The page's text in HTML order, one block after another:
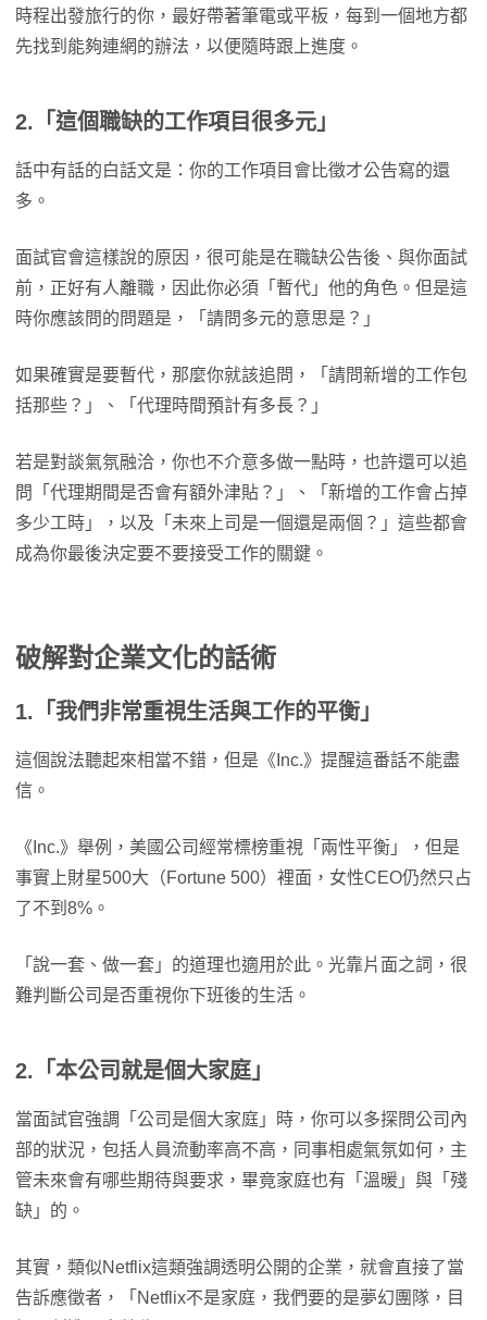
時程出發旅行的你，最好帶著筆電或平板，每到一個地方都
先找到能夠連網的辦法，以便隨時跟上進度。
2.「這個職缺的工作項目很多元」
話中有話的白話文是：你的工作項目會比徵才公告寫的還
多。
面試官會這樣說的原因，很可能是在職缺公告後、與你面試
前，正好有人離職，因此你必須「暫代」他的角色。但是這
時你應該問的問題是，「請問多元的意思是？」
如果確實是要暫代，那麼你就該追問，「請問新增的工作包
括那些？」、「代理時間預計有多長？」
若是對談氣氛融洽，你也不介意多做一點時，也許還可以追
問「代理期間是否會有額外津貼？」、「新增的工作會占掉
多少工時」，以及「未來上司是一個還是兩個？」這些都會
成為你最後決定要不要接受工作的關鍵。
破解對企業文化的話術
1.「我們非常重視生活與工作的平衡」
這個說法聽起來相當不錯，但是《Inc.》提醒這番話不能盡
信。
《Inc.》舉例，美國公司經常標榜重視「兩性平衡」，但是
事實上財星500大（Fortune 500）裡面，女性CEO仍然只占
了不到8%。
「說一套、做一套」的道理也適用於此。光靠片面之詞，很
難判斷公司是否重視你下班後的生活。
2.「本公司就是個大家庭」
當面試官強調「公司是個大家庭」時，你可以多探問公司內
部的狀況，包括人員流動率高不高，同事相處氣氛如何，主
管未來會有哪些期待與要求，畢竟家庭也有「溫暖」與「殘
缺」的。
其實，類似Netflix這類強調透明公開的企業，就會直接了當
告訴應徵者，「Netflix不是家庭，我們要的是夢幻團隊，目